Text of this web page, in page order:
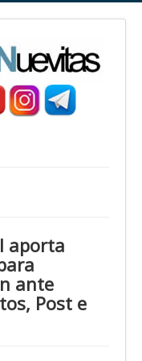
aporta
ante
Post e